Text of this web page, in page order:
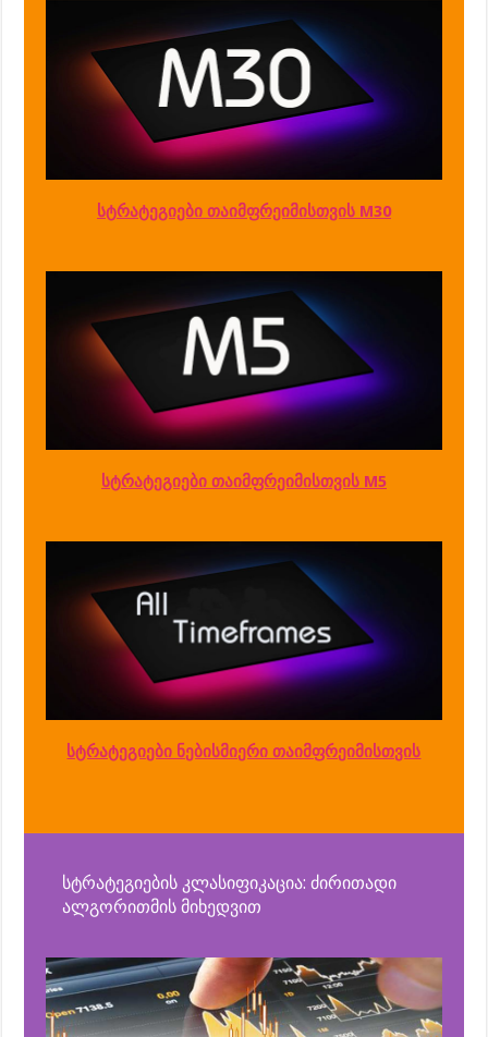
სტრატეგიები თაიმფრეიმისთვის M30
სტრატეგიები თაიმფრეიმისთვის M5
სტრატეგიები ნებისმიერი თაიმფრეიმისთვის
სტრატეგიების კლასიფიკაცია: ძირითადი
ალგორითმის მიხედვით